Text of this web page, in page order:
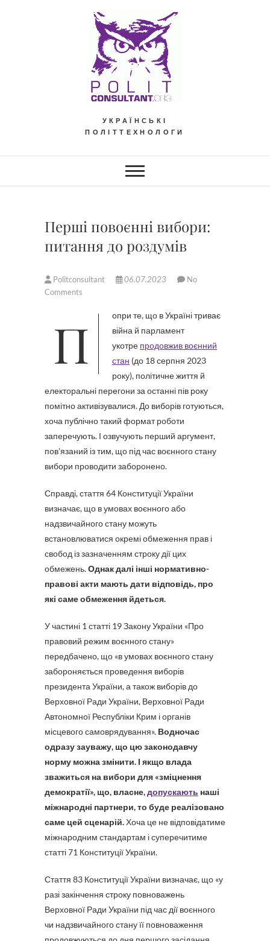
УКРАЇНСЬКІ
ПОЛІТТЕХНОЛОГИ
Перші повоєнні вибори:
питання до роздумів
Politconsultant 06.07.2023
No
Comments
Попри те, що в Україні триває
війна й парламент
укотре продовжив воєнний
стан (до 18 серпня 2023
року), політичне життя й
електоральні перегони за останні пів року
помітно активізувалися. До виборів готуються,
хоча публічно такий формат роботи
заперечують. І озвучують перший аргумент,
повʼязаний із тим, що під час воєнного стану
вибори проводити заборонено.
Справді, стаття 64 Конституції України
визначає, що в умовах воєнного або
надзвичайного стану можуть
встановлюватися окремі обмеження прав і
свобод із зазначенням строку дії цих
обмежень.Однак далі інші нормативно-
правові акти мають дати відповідь, про
які саме обмеження йдеться.
У частині 1 статті 19 Закону України «Про
правовий режим воєнного стану»
передбачено, що «в умовах воєнного стану
забороняється проведення виборів
президента України, а також виборів до
Верховної Ради України, Верховної Ради
Автономної Республіки Крим і органів
місцевого самоврядування». Водночас
одразу зауважу, що цю законодавчу
норму можна змінити. І якщо влада
зважиться на вибори для «зміцнення
демократії», що, власне,допускають наші
міжнародні партнери, то буде реалізовано
саме цей сценарій.Хоча це не відповідатиме
міжнародним стандартам і суперечитиме
статті 71 Конституції України.
Стаття 83 Конституції України визначає, що «у
разі закінчення строку повноважень
Верховної Ради України під час дії воєнного
чи надзвичайного стану її повноваження